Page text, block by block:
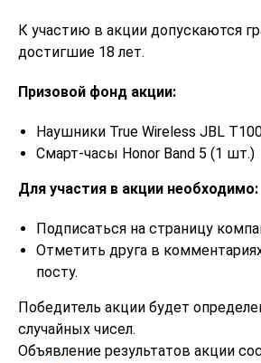
К участию в акции допускаются
достигшие 18 лет.
Призовой фонд акции:
Наушники True Wireless JBL
Смарт-часы Honor Band 5 (1 шт.)
Для участия в акции необходимо:
Подписаться на страницу
Отметить друга в
посту.
Победитель акции будет
случайных чисел.
Объявление результатов акции